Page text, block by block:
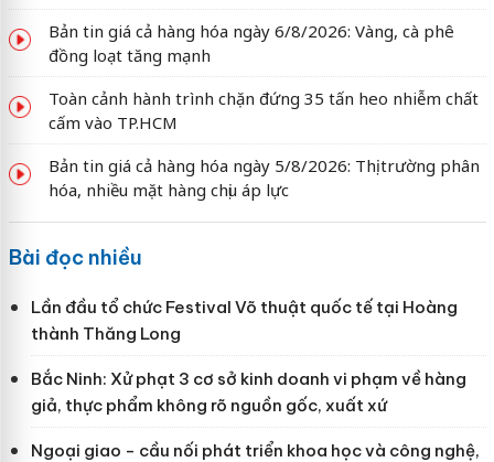
Bản tin giá cả hàng hóa ngày 6/8/2026: Vàng, cà phê
đồng loạt tăng mạnh
Toàn cảnh hành trình chặn đứng 35 tấn heo nhiễm chất
cấm vào TP.HCM
Bản tin giá cả hàng hóa ngày 5/8/2026: Thị trường phân
hóa, nhiều mặt hàng chịu áp lực
Bài đọc nhiều
Lần đầu tổ chức Festival Võ thuật quốc tế tại Hoàng
thành Thăng Long
Bắc Ninh: Xử phạt 3 cơ sở kinh doanh vi phạm về hàng
giả, thực phẩm không rõ nguồn gốc, xuất xứ
Ngoại giao - cầu nối phát triển khoa học và công nghệ,